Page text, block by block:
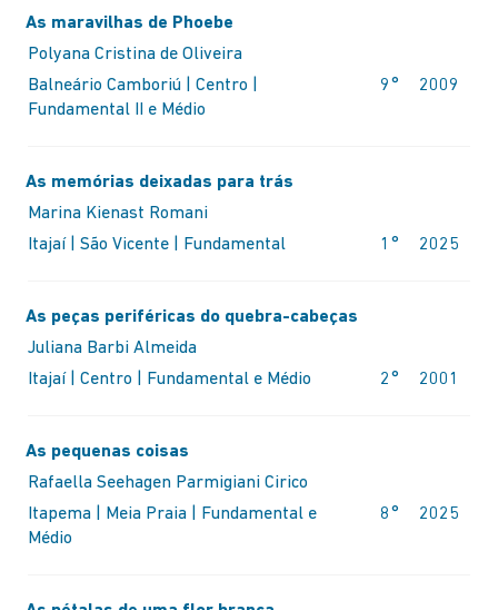
As maravilhas de Phoebe
Polyana Cristina de Oliveira
Balneário Camboriú | Centro |
Fundamental II e Médio
9° 2009
As memórias deixadas para trás
Marina Kienast Romani
Itajaí | São Vicente | Fundamental
1° 2025
As peças periféricas do quebra-cabeças
Juliana Barbi Almeida
Itajaí | Centro | Fundamental e Médio
2° 2001
As pequenas coisas
Rafaella Seehagen Parmigiani Cirico
Itapema | Meia Praia | Fundamental e
Médio
8° 2025